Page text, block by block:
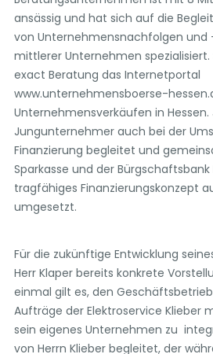
ansässig und hat sich auf die
von Unternehmensnachfolgen und
mittlerer Unternehmen
exact Beratung das Internetportal
www.unternehmensboerse-
Unternehmensverkäufen in
Jungunternehmer auch bei der
Finanzierung begleitet und
Sparkasse und der Bürgschaftsbank
tragfähiges Finanzierungskonzept
umgesetzt.
Für die zukünftige Entwicklung
Herr Klaper bereits konkrete
einmal gilt es, den
Aufträge der Elektroservice Klieber
sein eigenes Unternehmen zu
von Herrn Klieber begleitet, der